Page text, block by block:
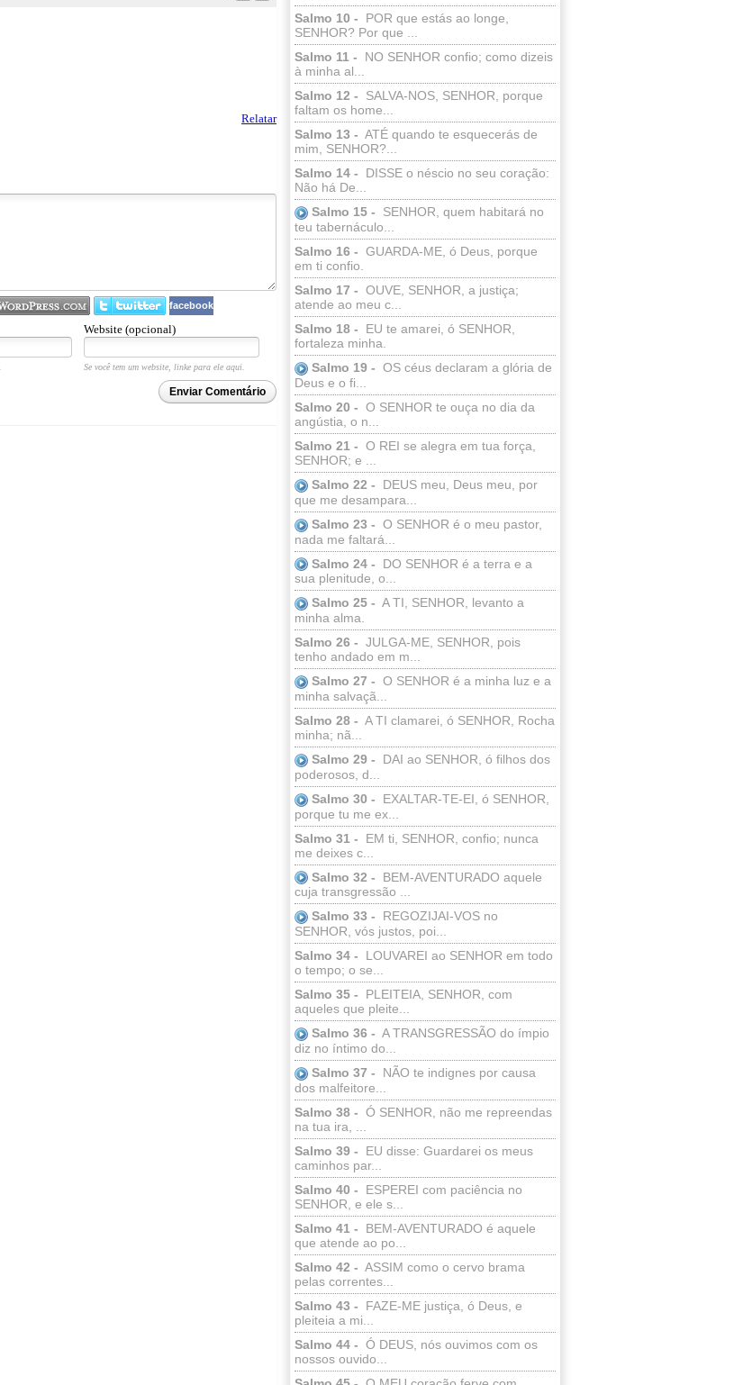
Salmo 10 -
POR que estás ao longe,
SENHOR? Por que ...
Salmo 11 -
NO SENHOR confio; como dizeis
à minha al...
Salmo 12 -
SALVA-NOS, SENHOR, porque
faltam os home...
Salmo 13 - ATÉ quando te esquecerás de
mim, SENHOR?...
Salmo 14 -
DISSE o néscio no seu coração:
Não há De...
Salmo 15 -
SENHOR, quem habitará no
teu tabernáculo...
Salmo 16 - GUARDA-ME, ó Deus, porque
em ti confio.
Salmo 17 - OUVE, SENHOR, a justiça;
atende ao meu c...
Salmo 18 -
EU te amarei, ó SENHOR,
fortaleza minha.
Salmo 19 - OS céus declaram a glória de
Deus e o fi...
Salmo 20 - O SENHOR te ouça no dia da
angústia, o n...
Salmo 21 - O REI se alegra em tua força,
SENHOR; e ...
Salmo 22 -
DEUS meu, Deus meu, por
que me desampara...
Salmo 23 - O SENHOR é o meu pastor,
nada me faltará...
Salmo 24 -
DO SENHOR é a terra e a
sua plenitude, o...
Salmo 25 - A TI, SENHOR, levanto a
minha alma.
Salmo 26 - JULGA-ME, SENHOR, pois
tenho andado em m...
Salmo 27 - O SENHOR é a minha luz e a
minha salvaçã...
Salmo 28 - A TI clamarei, ó SENHOR, Rocha
minha; nã...
Salmo 29 -
DAI ao SENHOR, ó filhos dos
poderosos, d...
Salmo 30 -
EXALTAR-TE-EI, ó SENHOR,
porque tu me ex...
Salmo 31 -
EM ti, SENHOR, confio; nunca
me deixes c...
Salmo 32 -
BEM-AVENTURADO aquele
cuja transgressão ...
Salmo 33 -
REGOZIJAI-VOS no
SENHOR, vós justos, poi...
Salmo 34 -
LOUVAREI ao SENHOR em todo
o tempo; o se...
Salmo 35 -
PLEITEIA, SENHOR, com
aqueles que pleite...
Salmo 36 - A TRANSGRESSÃO do ímpio
diz no íntimo do...
Salmo 37 -
NÃO te indignes por causa
dos malfeitore...
Salmo 38 - Ó SENHOR, não me repreendas
na tua ira, ...
Salmo 39 -
EU disse: Guardarei os meus
caminhos par...
Salmo 40 -
ESPEREI com paciência no
SENHOR, e ele s...
Salmo 41 -
BEM-AVENTURADO é aquele
que atende ao po...
Salmo 42 - ASSIM como o cervo brama
pelas correntes...
Salmo 43 -
FAZE-ME justiça, ó Deus, e
pleiteia a mi...
Salmo 44 - Ó DEUS, nós ouvimos com os
nossos ouvido...
Relatar
facebook
Website (opcional)
Se você tem um website, linke para ele aqui.
Enviar Comentário